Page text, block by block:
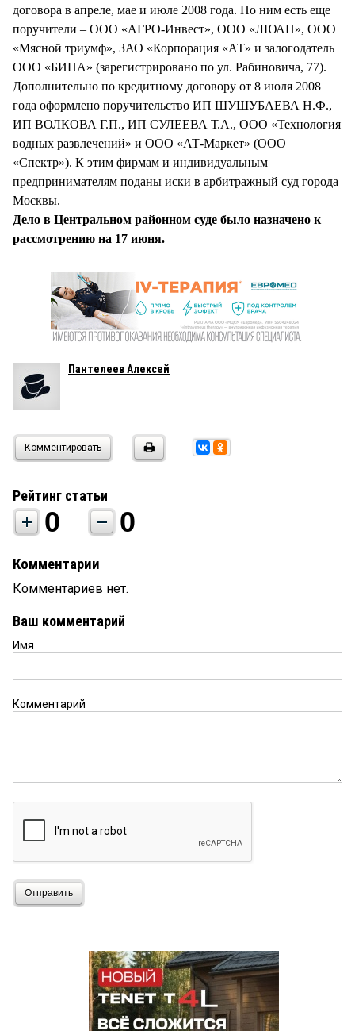
договора в апреле, мае и июле 2008 года. По ним есть еще
поручители – ООО «АГРО-Инвест», ООО «ЛЮАН», ООО
«Мясной триумф», ЗАО «Корпорация «АТ» и залогодатель
ООО «БИНА» (зарегистрировано по ул. Рабиновича, 77).
Дополнительно по кредитному договору от 8 июля 2008
года оформлено поручительство ИП ШУШУБАЕВА Н.Ф.,
ИП ВОЛКОВА Г.П., ИП СУЛЕЕВА Т.А., ООО «Технология
водных развлечений» и ООО «АТ-Маркет» (ООО
«Спектр»). К этим фирмам и индивидуальным
предпринимателям поданы иски в арбитражный суд города
Москвы.
Дело в Центральном районном суде было назначено к
рассмотрению на 17 июня.
Пантелеев Алексей
Комментировать
Рейтинг статьи
0 0
Комментарии
Комментариев нет.
Ваш комментарий
Имя
Комментарий
Отправить